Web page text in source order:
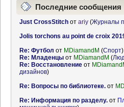
Информационный центр
Последние сообщения
Just CrossStitchот ariy(Журналы
Jolis torchons au point de croix
Re: Футбол от MDiamandM (Спорт)
Re: Младенцыот MDiamandM (
Re: Восстановлениеот
дизайнов)
Re: Вопросы по библиотеке.от
Re: Информация по разделу.от